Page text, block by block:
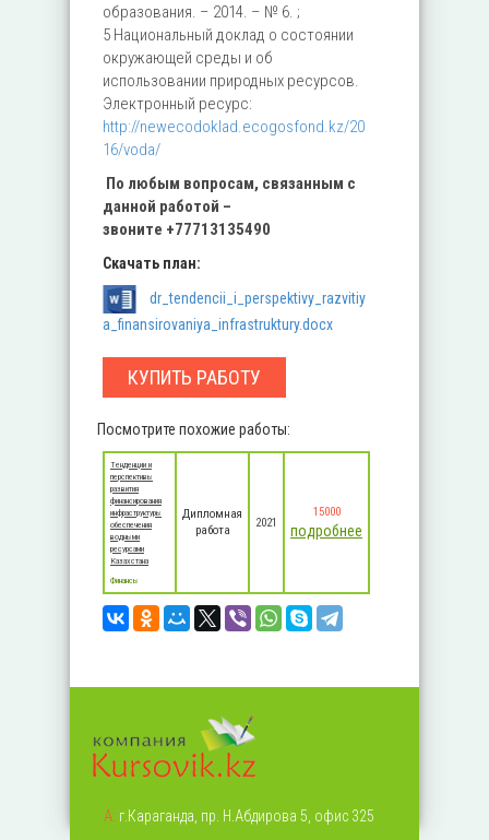
образования. – 2014. – № 6. ;
5 Национальный доклад о состоянии
окружающей среды и об
использовании природных ресурсов.
Электронный ресурс:
http://newecodoklad.ecogosfond.kz/20
16/voda/
По любым вопросам, связанным с
данной работой –
звоните +77713135490
Скачать план:
dr_tendencii_i_perspektivy_razvitiy
a_finansirovaniya_infrastruktury.docx
КУПИТЬ РАБОТУ
Посмотрите похожие работы:
Тенденции и
перспективы
развития
финансирования
инфраструктуры
обеспечения
водными
ресурсами
Казахстана
Финансы
Дипломная
работа
2021
15000
подробнее
А: г.Караганда, пр. Н.Абдирова 5, офис 325